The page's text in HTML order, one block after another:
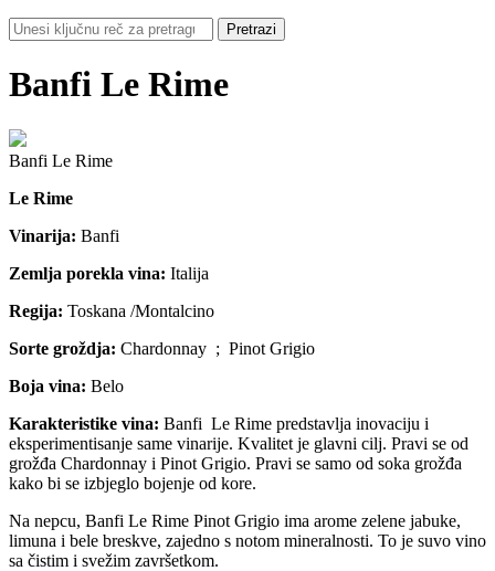
Banfi Le Rime
Banfi Le Rime
Le Rime
Vinarija: Banfi
Zemlja porekla vina: Italija
Regija: Toskana /Montalcino
Sorte groždja: Chardonnay ; Pinot Grigio
Boja vina: Belo
Karakteristike vina: Banfi Le Rime predstavlja inovaciju i
eksperimentisanje same vinarije. Kvalitet je glavni cilj. Pravi se od
grožđa Chardonnay i Pinot Grigio. Pravi se samo od soka grožđa
kako bi se izbjeglo bojenje od kore.
Na nepcu, Banfi Le Rime Pinot Grigio ima arome zelene jabuke,
limuna i bele breskve, zajedno s notom mineralnosti. To je suvo vino
sa čistim i svežim završetkom.